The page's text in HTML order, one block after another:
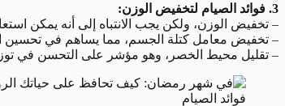
3. فوائد الصيام لتخفيض الوزن:
– تخفيض الوزن، ولكن يجب الانتباه إلى أنه يمكن
– تخفيض معامل كتلة الجسم، مما يساهم في تحسين
– تقليل محيط الخصر، وهو مؤشر على التحسن في
فوائد الصيام